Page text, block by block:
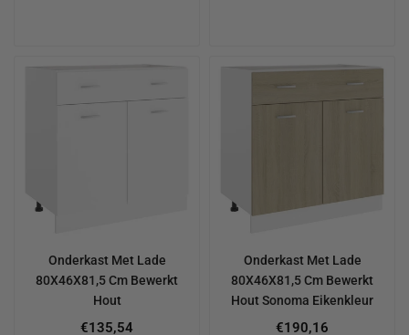
Onderkast Met Lade
80X46X81,5 Cm Bewerkt
Hout
€135,54
Onderkast Met Lade
80X46X81,5 Cm Bewerkt
Hout Sonoma Eikenkleur
Regular
€190,16